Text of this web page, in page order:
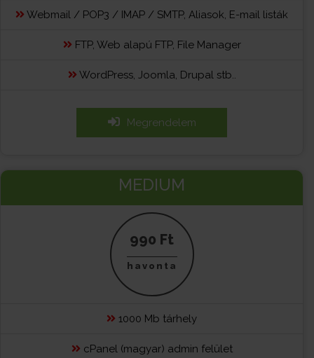
Webmail / POP3 / IMAP / SMTP, Aliasok, E-mail listák
FTP, Web alapú FTP, File Manager
WordPress, Joomla, Drupal stb..
Megrendelem
MEDIUM
990 Ft
havonta
1000 Mb tárhely
cPanel (magyar) admin felület